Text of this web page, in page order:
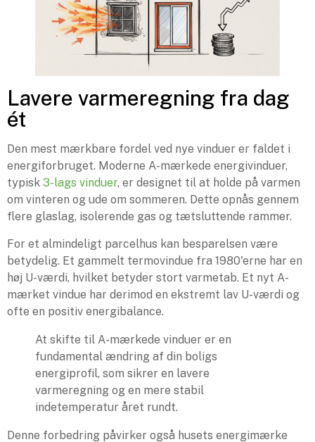
Lavere varmeregning fra dag
ét
Den mest mærkbare fordel ved nye vinduer er faldet i
energiforbruget. Moderne A-mærkede energivinduer,
typisk 3-lags vinduer, er designet til at holde på varmen
om vinteren og ude om sommeren. Dette opnås gennem
flere glaslag, isolerende gas og tætsluttende rammer.
For et almindeligt parcelhus kan besparelsen være
betydelig. Et gammelt termovindue fra 1980'erne har en
høj U-værdi, hvilket betyder stort varmetab. Et nyt A-
mærket vindue har derimod en ekstremt lav U-værdi og
ofte en positiv energibalance.
At skifte til A-mærkede vinduer er en
fundamental ændring af din boligs
energiprofil, som sikrer en lavere
varmeregning og en mere stabil
indetemperatur året rundt.
Denne forbedring påvirker også husets energimærke